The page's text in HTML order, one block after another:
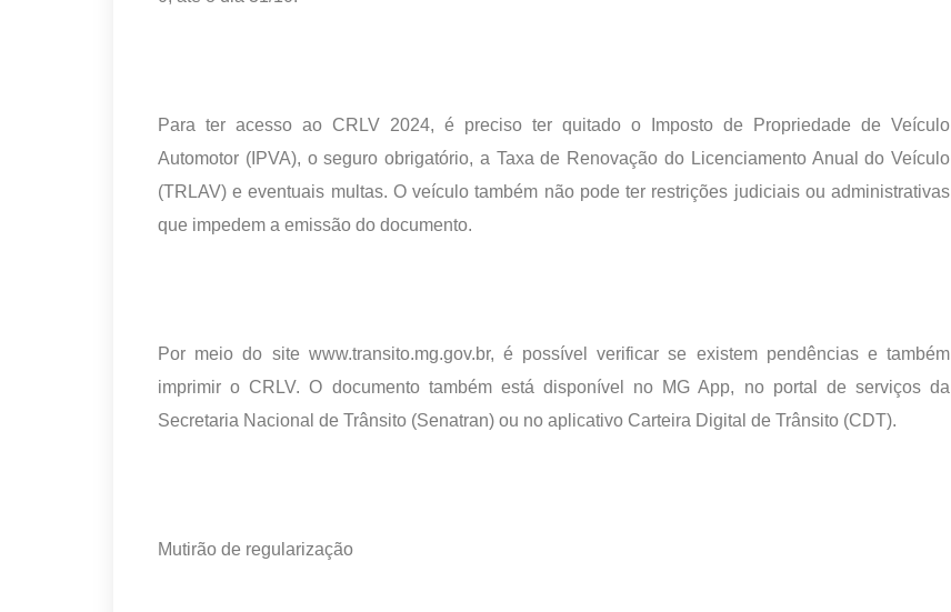
Para ter acesso ao CRLV 2024, é preciso ter quitado o Imposto de Propriedade de Veículo
Automotor (IPVA), o seguro obrigatório, a Taxa de Renovação do Licenciamento Anual do Veículo
(TRLAV) e eventuais multas. O veículo também não pode ter restrições judiciais ou administrativas
que impedem a emissão do documento.
Por meio do site www.transito.mg.gov.br, é possível verificar se existem pendências e também
imprimir o CRLV. O documento também está disponível no MG App, no portal de serviços da
Secretaria Nacional de Trânsito (Senatran) ou no aplicativo Carteira Digital de Trânsito (CDT).
Mutirão de regularização